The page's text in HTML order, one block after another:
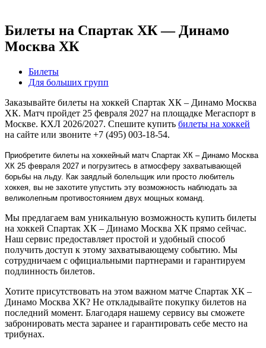
Билеты на Спартак ХК — Динамо
Москва ХК
Билеты
Для больших групп
Заказывайте билеты на хоккей Спартак ХК – Динамо Москва
ХК. Матч пройдет 25 февраля 2027 на площадке Мегаспорт в
Москве. КХЛ 2026/2027. Спешите купить билеты на хоккей
на сайте или звоните +7 (495) 003-18-54.
Приобретите билеты на хоккейный матч Спартак ХК – Динамо Москва
ХК 25 февраля 2027 и погрузитесь в атмосферу захватывающей
борьбы на льду. Как заядлый болельщик или просто любитель
хоккея, вы не захотите упустить эту возможность наблюдать за
великолепным противостоянием двух мощных команд.
Мы предлагаем вам уникальную возможность купить билеты
на хоккей Спартак ХК – Динамо Москва ХК прямо сейчас.
Наш сервис предоставляет простой и удобный способ
получить доступ к этому захватывающему событию. Мы
сотрудничаем с официальными партнерами и гарантируем
подлинность билетов.
Хотите присутствовать на этом важном матче Спартак ХК –
Динамо Москва ХК? Не откладывайте покупку билетов на
последний момент. Благодаря нашему сервису вы сможете
забронировать места заранее и гарантировать себе место на
трибунах.